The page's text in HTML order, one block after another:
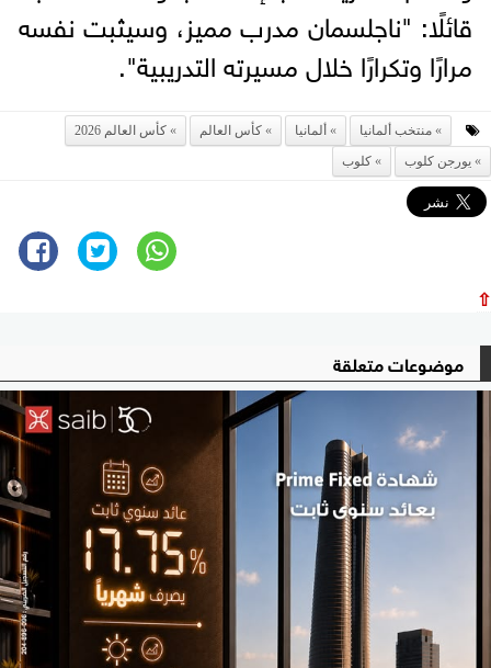
قائلًا: "ناجلسمان مدرب مميز، وسيثبت نفسه
مرارًا وتكرارًا خلال مسيرته التدريبية".
منتخب ألمانيا ألمانيا كأس العالم
كأس العالم 2026
يورجن كلوب
كلوب
⇧
موضوعات متعلقة